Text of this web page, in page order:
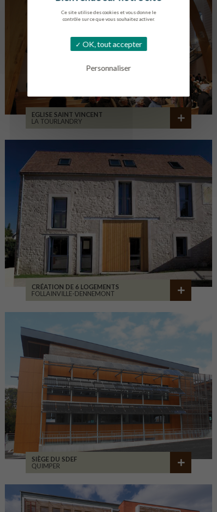
Ce site utilise des cookies et vous donne le
contrôle sur ce que vous souhaitez activer.
OK, tout accepter
Personnaliser
EGLISE SAINT VINCENT
LA TOURLANDRY
CRÉATION DE 6 LOGEMENTS
FOLLAINVILLE-DENNEMONT
SIÈGE DU SDEF
QUIMPER